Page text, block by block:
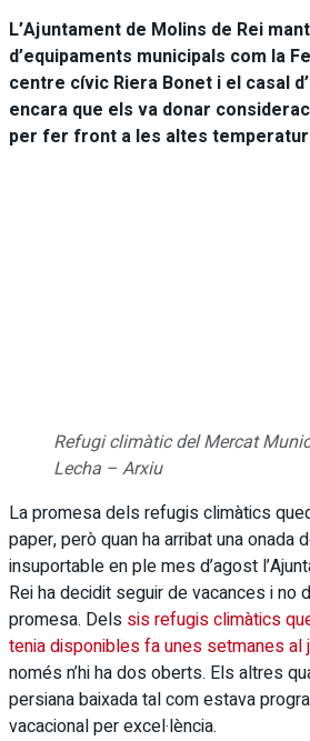
L’Ajuntament de Molins de Rei
d’equipaments municipals com la
centre cívic Riera Bonet i el casal
encara que els va donar
per fer front a les altes
Refugi climàtic del Mercat
Lecha – Arxiu
La promesa dels refugis climàtics
paper, però quan ha arribat una onada
insuportable en ple mes d’agost
Rei ha decidit seguir de vacances i no
promesa. Dels sis refugis climàtics
tenia disponibles fa unes setmanes al
només n’hi ha dos oberts. Els altres
persiana baixada tal com estava
vacacional per excel·lència.